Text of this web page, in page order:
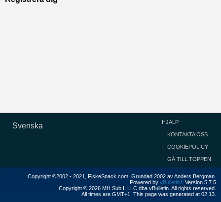
Svenska HJÄLP
KONTAKTA OSS
COOKIEPOLICY
GÅ TILL TOPPEN
Copyright ©2002 - 2021, FiskeSnack.com. Grundad 2002 av Anders Bergman.
Powered by vBulletin® Version 5.7.5
Copyright © 2026 MH Sub I, LLC dba vBulletin. All rights reserved.
All times are GMT+1. This page was generated at 02:13.